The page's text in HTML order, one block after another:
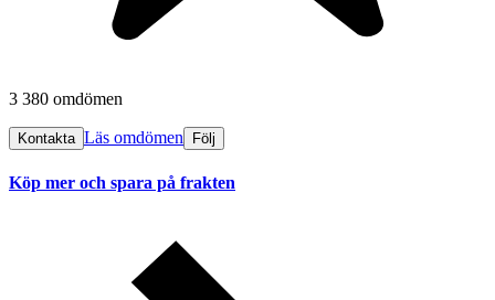
3 380 omdömen
Kontakta Läs omdömen Följ
Köp mer och spara på frakten